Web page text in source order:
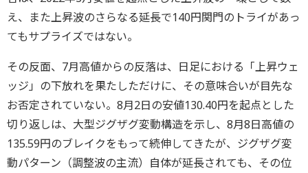
え、また上昇波のさらなる延長で140円関門のトライがあっ
てもサプライズではない。
その反面、7月高値からの反落は、日足における「上昇ウェ
ッジ」の下放れを果たしただけに、その意味合いが目先な
お否定されていない。8月2日の安値130.40円を起点とした
切り返しは、大型ジグザグ変動構造を示し、8月8日高値の
135.59円のブレイクをもって続伸してきたが、ジグザグ変
動パターン（調整波の主流）自体が延長されても、その位